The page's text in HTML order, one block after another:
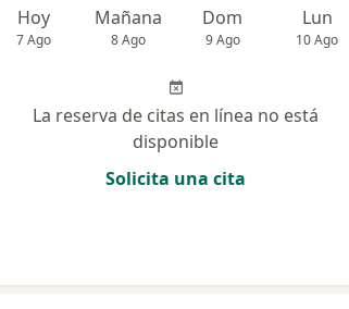
Hoy
7 Ago
Mañana
8 Ago
Dom
9 Ago
Lun
10 Ago
La reserva de citas en línea no está
disponible
Solicita una cita